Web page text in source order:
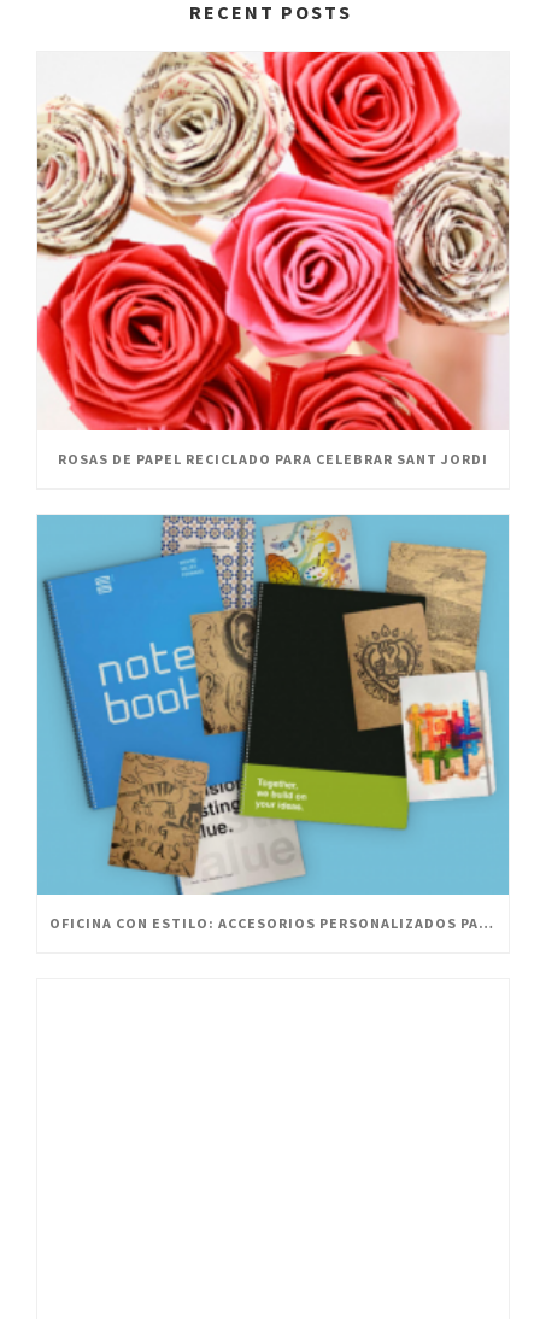
RECENT POSTS
ROSAS DE PAPEL RECICLADO PARA CELEBRAR SANT JORDI
OFICINA CON ESTILO: ACCESORIOS PERSONALIZADOS PARA UN ESPACIO INNOVADOR